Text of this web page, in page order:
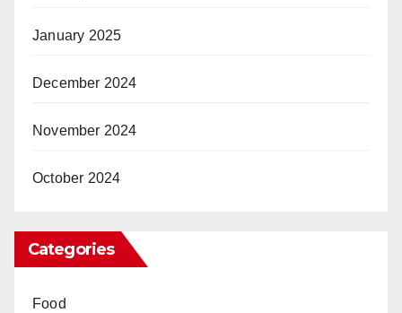
January 2025
December 2024
November 2024
October 2024
Categories
Food